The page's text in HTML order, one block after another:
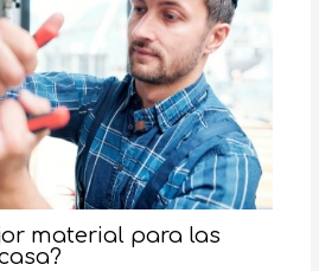
material para las